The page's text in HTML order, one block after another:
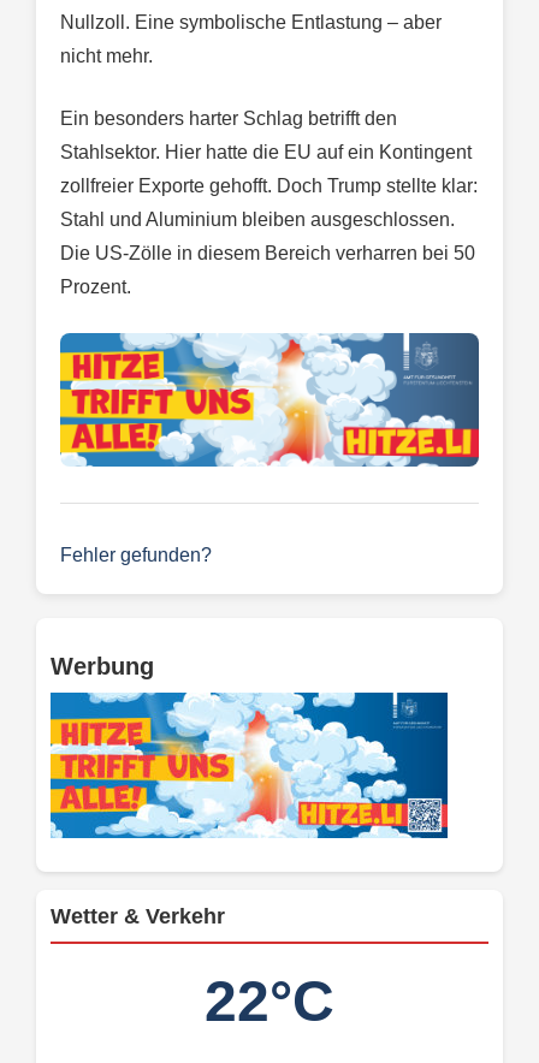
Nullzoll. Eine symbolische Entlastung – aber
nicht mehr.
Ein besonders harter Schlag betrifft den
Stahlsektor. Hier hatte die EU auf ein Kontingent
zollfreier Exporte gehofft. Doch Trump stellte klar:
Stahl und Aluminium bleiben ausgeschlossen.
Die US-Zölle in diesem Bereich verharren bei 50
Prozent.
Fehler gefunden?
Werbung
Wetter & Verkehr
22°C